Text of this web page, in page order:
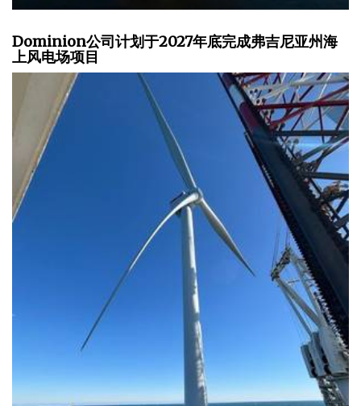
Dominion公司计划于2027年底完成弗吉尼亚州海
上风电场项目